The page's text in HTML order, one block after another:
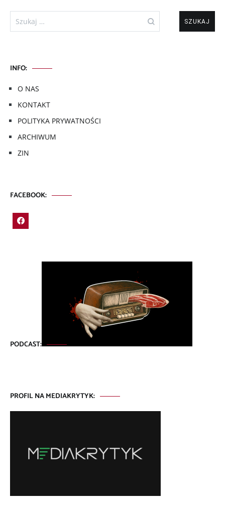
Szukaj:
INFO:
O NAS
KONTAKT
POLITYKA PRYWATNOŚCI
ARCHIWUM
ZIN
FACEBOOK:
PODCAST:
PROFIL NA MEDIAKRYTYK: